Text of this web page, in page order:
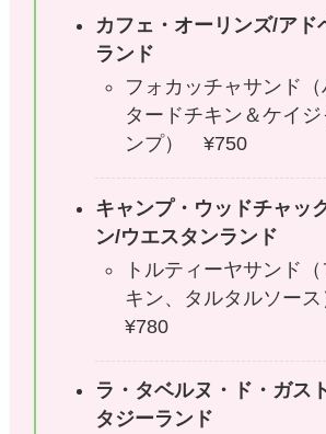
カフェ・オーリンズ/アド
ランド
フォカッチャサンド
タードチキン＆ケイジ
ンプ） ¥750
キャンプ・ウッドチャッ
ン/ウエスタンランド
トルティーヤサンド
キン、タルタルソー
¥780
ラ・タベルヌ・ド・ガス
タジーランド